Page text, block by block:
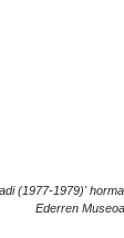
(1977-1979)'
Ederren